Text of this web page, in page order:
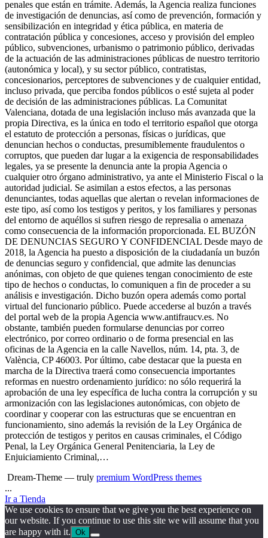
penales que están en trámite. Además, la Agencia realiza funciones
de investigación de denuncias, así como de prevención, formación y
sensibilización en integridad y ética pública, en materia de
contratación pública y concesiones, acceso y provisión del empleo
público, subvenciones, urbanismo o patrimonio público, derivadas
de la actuación de las administraciones públicas de nuestro territorio
(autonómica y local), y su sector público, contratistas,
concesionarios, perceptores de subvenciones y de cualquier entidad,
incluso privada, que perciba fondos públicos o esté sujeta al poder
de decisión de las administraciones públicas. La Comunitat
Valenciana, dotada de una legislación incluso más avanzada que la
propia Directiva, es la única en todo el territorio español que otorga
el estatuto de protección a personas, físicas o jurídicas, que
denuncian hechos o conductas, presumiblemente fraudulentos o
corruptos, que pueden dar lugar a la exigencia de responsabilidades
legales, ya se presente la denuncia ante la propia Agencia o
cualquier otro órgano administrativo, ya ante el Ministerio Fiscal o la
autoridad judicial. Se asimilan a estos efectos, a las personas
denunciantes, todas aquellas que alertan o revelan informaciones de
este tipo, así como los testigos y peritos, y los familiares y personas
del entorno de aquéllos si sufren riesgo de represalia o amenaza
como consecuencia de la información proporcionada. EL BUZÓN
DE DENUNCIAS SEGURO Y CONFIDENCIAL Desde mayo de
2018, la Agencia ha puesto a disposición de la ciudadanía un buzón
de denuncias seguro y confidencial, que admite las denuncias
anónimas, con objeto de que quienes tengan conocimiento de este
tipo de hechos o conductas, lo comuniquen a fin de proceder a su
análisis e investigación. Dicho buzón opera además como portal
virtual del funcionario público. Puede accederse al buzón a través
del portal web de la propia Agencia www.antifraucv.es. No
obstante, también pueden formularse denuncias por correo
electrónico, por correo ordinario o de forma presencial en las
oficinas de la Agencia en la calle Navellos, núm. 14, pta. 3, de
València, CP 46003. Por último, cabe destacar que la puesta en
marcha de la Directiva traerá como consecuencia importantes
reformas en nuestro ordenamiento jurídico: no sólo requerirá la
aprobación de una ley específica de lucha contra la corrupción y su
armonización con las legislaciones autonómicas, con objeto de
coordinar y cooperar con las estructuras que se encuentran en
funcionamiento, sino además la revisión de la Ley Orgánica de
protección de testigos y peritos en causas criminales, el Código
Penal, la Ley Orgánica General Penitenciaria, la Ley de
Enjuiciamiento Criminal,…
Dream-Theme — truly premium WordPress themes
...
Ir a Tienda
We use cookies to ensure that we give you the best experience on
our website. If you continue to use this site we will assume that you
are happy with it. Ok